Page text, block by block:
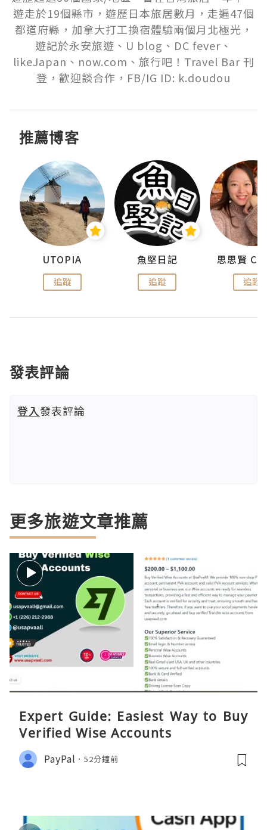
遊走於19個縣市，遊歷日本旅居數月，走遍47個
都道府縣，加拿大打工換宿體驗兩個月北極光，
遊記於永安旅遊、U blog、DC fever、
likeJapan、now.com、旅行吧！Travel Bar 刊
登，歡迎談合作，FB/IG ID: k.doudou
推薦博客
UTOPIA
追蹤
魚堅日記
追蹤 追蹤
發表評論
登入發表評論
更多旅遊文章推薦
Expert Guide: Easiest Way to Buy
Verified Wise Accounts
PayPal 52分鐘前